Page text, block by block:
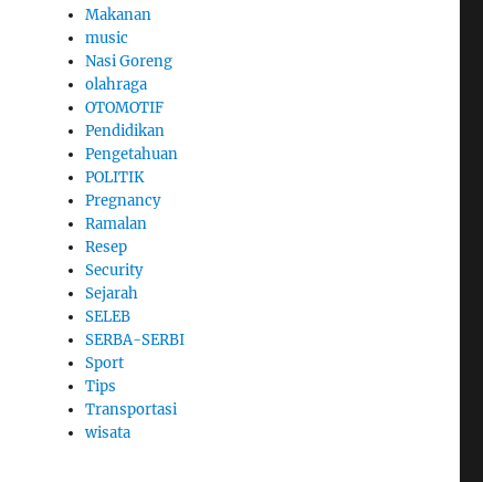
Makanan
music
Nasi Goreng
olahraga
OTOMOTIF
Pendidikan
Pengetahuan
POLITIK
Pregnancy
Ramalan
Resep
Security
Sejarah
SELEB
SERBA-SERBI
Sport
Tips
Transportasi
wisata